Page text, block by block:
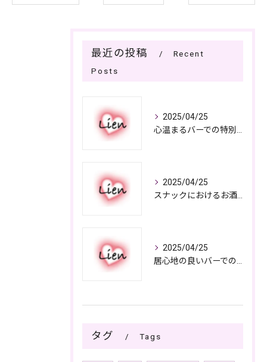
最近の投稿
Recent
Posts
2025/04/25
2025/04/25
2025/04/25
タグ Tags